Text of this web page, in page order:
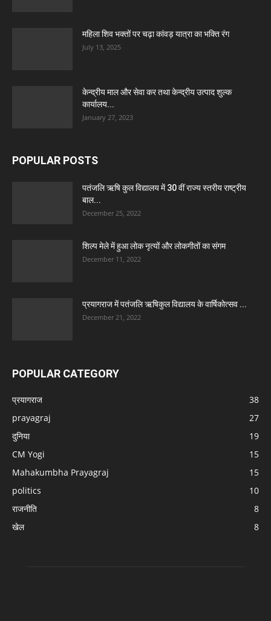
महिला शिव भक्तों पर चढ़ा कांवड़ यात्रा का भक्ति रंग
July 13, 2025
केन्द्रीय माल और सेवा कर तथा केन्द्रीय उत्पाद शुल्क
कार्यालय...
January 27, 2023
POPULAR POSTS
पतंजलि ऋषि कुल विद्यालय में 30 वीं राज्य स्तरीय राष्ट्रीय
बाल...
December 25, 2022
शिल्प मेले में हुआ लोक नृत्यों और लोकगीतों का संगम
December 11, 2022
प्रयागराज में पतंजलि ऋषिकुल विद्यालय के वार्षिकोत्सव ...
December 21, 2022
POPULAR CATEGORY
प्रयागराज
38
prayagraj
27
दुनिया
19
CM Yogi
15
Mahakumbha Prayagraj
15
politics
10
राजनीति
8
खेल
8